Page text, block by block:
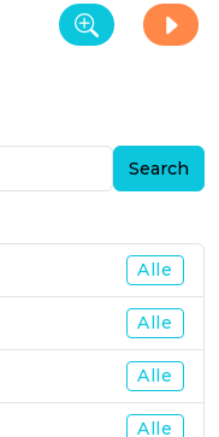
Search
Alle
Alle
Alle
Alle